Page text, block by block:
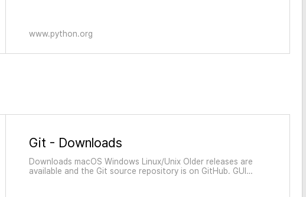
www.python.org
Git - Downloads
Downloads macOS Windows Linux/Unix Older releases are
available and the Git source repository is on GitHub. GUI